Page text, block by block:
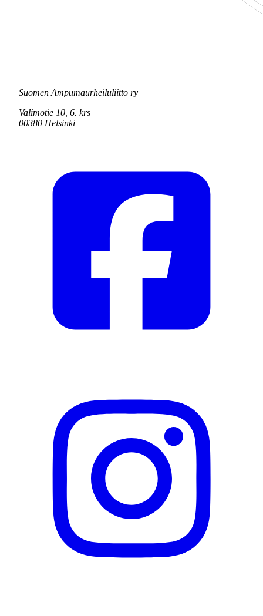
Suomen Ampumaurheiluliitto ry
Valimotie 10, 6. krs
00380 Helsinki